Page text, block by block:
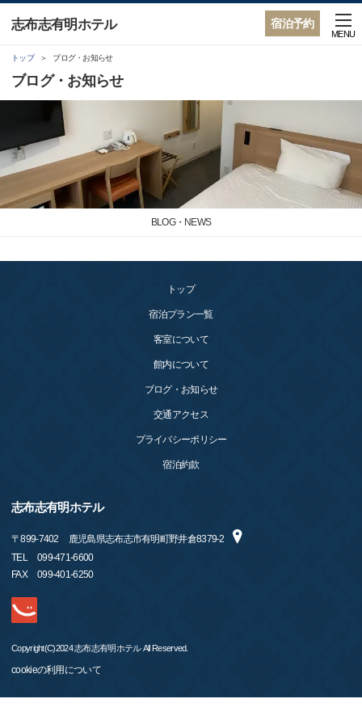
宿泊予約
志布志有明ホテル
MENU
トップ ブログ・お知らせ
ブログ・お知らせ
BLOG・NEWS
トップ
宿泊プラン一覧
客室について
館内について
ブログ・お知らせ
交通アクセス
プライバシーポリシー
宿泊約款
志布志有明ホテル
〒899-7402
鹿児島県志布志市有明町野井倉8379-2
TEL
099-471-6600
FAX
099-401-6250
Copyright(C)2024 志布志有明ホテル All Reserved.
cookieの利用について